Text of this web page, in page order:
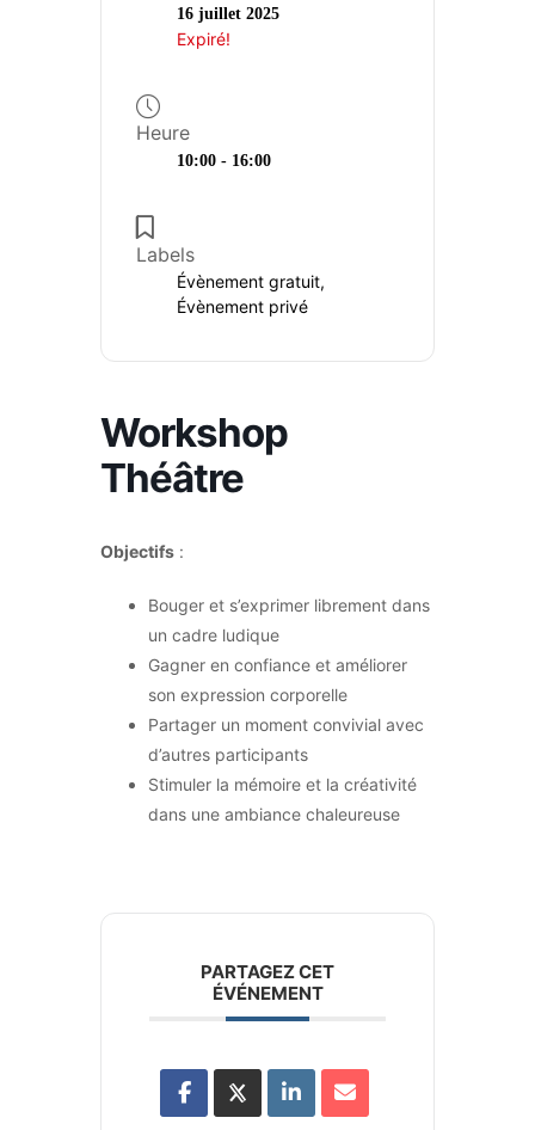
16 juillet 2025
Expiré!
Heure
10:00 - 16:00
Labels
Évènement gratuit,
Évènement privé
Workshop
Théâtre
Objectifs :
Bouger et s’exprimer librement dans
un cadre ludique
Gagner en confiance et améliorer
son expression corporelle
Partager un moment convivial avec
d’autres participants
Stimuler la mémoire et la créativité
dans une ambiance chaleureuse
PARTAGEZ CET
ÉVÉNEMENT